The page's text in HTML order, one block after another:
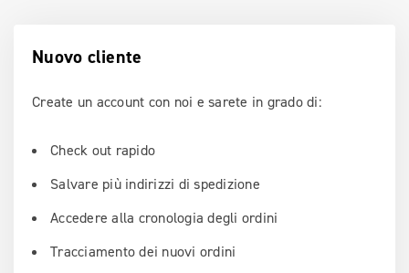
Nuovo cliente
Create un account con noi e sarete in grado di:
Check out rapido
Salvare più indirizzi di spedizione
Accedere alla cronologia degli ordini
Tracciamento dei nuovi ordini